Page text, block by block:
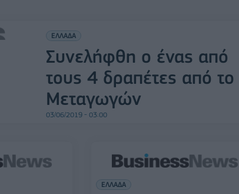
ΕΛΛΑΔΑ
Συνελήφθη ο ένας από
τους 4 δραπέτες από το
Μεταγωγών
03/06/2019 - 03:00
ΕΛΛΑΔΑ